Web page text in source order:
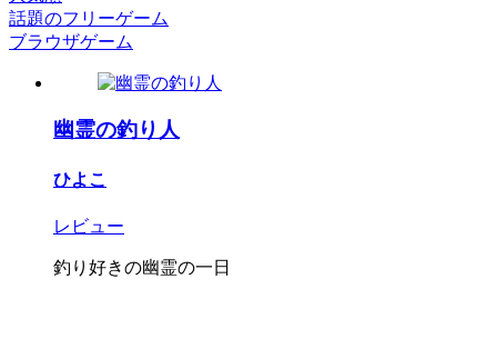
話題のフリーゲーム
ブラウザゲーム
幽霊の釣り人
ひよこ
レビュー
釣り好きの幽霊の一日